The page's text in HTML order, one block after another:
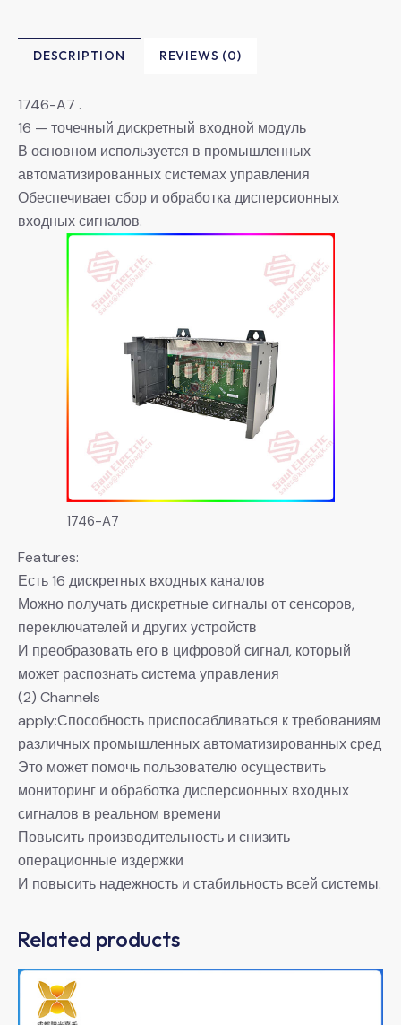
DESCRIPTION REVIEWS (0)
1746-A7 .
16 — точечный дискретный входной модуль
В основном используется в промышленных
автоматизированных системах управления
Обеспечивает сбор и обработка дисперсионных
входных сигналов.
1746-A7
Features:
Есть 16 дискретных входных каналов
Можно получать дискретные сигналы от сенсоров,
переключателей и других устройств
И преобразовать его в цифровой сигнал, который
может распознать система управления
(2) Channels
apply:Способность приспосабливаться к требованиям
различных промышленных автоматизированных сред
Это может помочь пользователю осуществить
мониторинг и обработка дисперсионных входных
сигналов в реальном времени
Повысить производительность и снизить
операционные издержки
И повысить надежность и стабильность всей системы.
Related products